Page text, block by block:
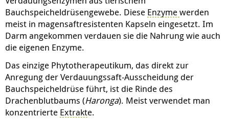
Bauchspeicheldrüsengewebe. Diese Enzymewerden
meist in magensaftresistenten Kapseln eingesetzt. Im
Darm angekommen verdauen sie die Nahrung wie auch
die eigenen Enzyme.
Das einzige Phytotherapeutikum, das direkt zur
Anregung der Verdauungssaft-Ausscheidung der
Bauchspeicheldrüse führt, ist die Rinde des
Drachenblutbaums (Haronga). Meist verwendet man
konzentrierte Extrakte.